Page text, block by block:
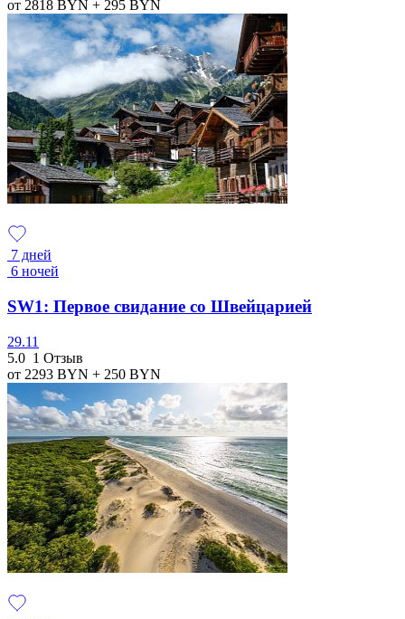
от 2818 BYN + 295 BYN
7 дней
6 ночей
SW1: Первое свидание со Швейцарией
29.11
5.0 1 Отзыв
от 2293 BYN + 250 BYN